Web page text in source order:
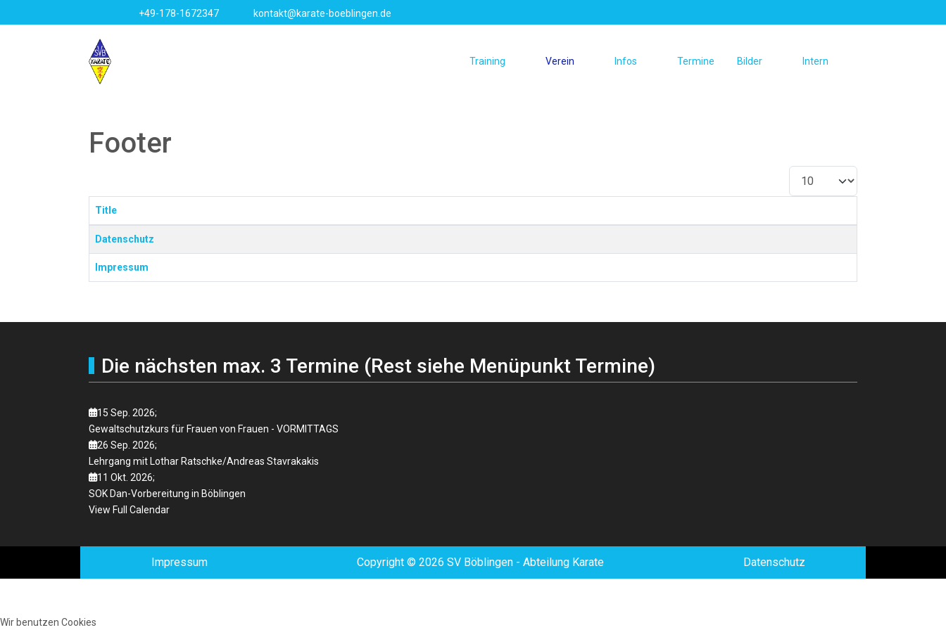
+49-178-1672347 kontakt@karate-boeblingen.de
Training Verein Infos Termine Bilder Intern
Footer
Beiträge
Title
Datenschutz
Impressum
Die nächsten max. 3 Termine (Rest siehe Menüpunkt Termine)
15 Sep. 2026;
Gewaltschutzkurs für Frauen von Frauen - VORMITTAGS
26 Sep. 2026;
Lehrgang mit Lothar Ratschke/Andreas Stavrakakis
11 Okt. 2026;
SOK Dan-Vorbereitung in Böblingen
View Full Calendar
Impressum Copyright © 2026 SV Böblingen - Abteilung Karate Datenschutz
Wir benutzen Cookies